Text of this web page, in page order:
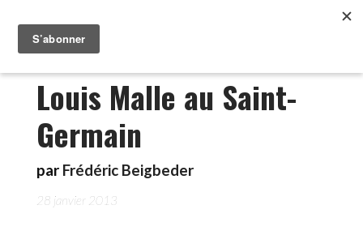
Louis Malle au Saint-
Germain
par Frédéric Beigbeder
28 janvier 2013